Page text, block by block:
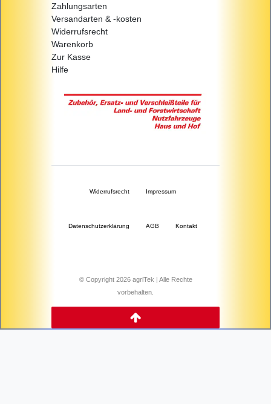
Zahlungsarten
Versandarten & -kosten
Widerrufsrecht
Warenkorb
Zur Kasse
Hilfe
Widerrufs­recht Impressum
Daten­schutz­erklärung AGB Kontakt
© Copyright 2026 agriTek | Alle Rechte
vorbehalten.